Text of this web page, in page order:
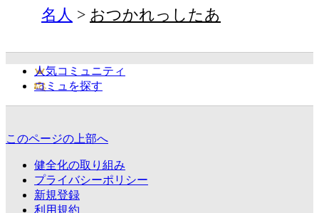
名人
おつかれっしたあ
人気コミュニティ
コミュを探す
このページの上部へ
健全化の取り組み
プライバシーポリシー
新規登録
利用規約